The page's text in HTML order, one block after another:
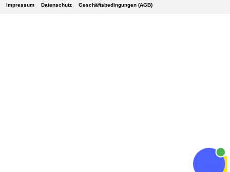
Impressum Datenschutz Geschäftsbedingungen (AGB)